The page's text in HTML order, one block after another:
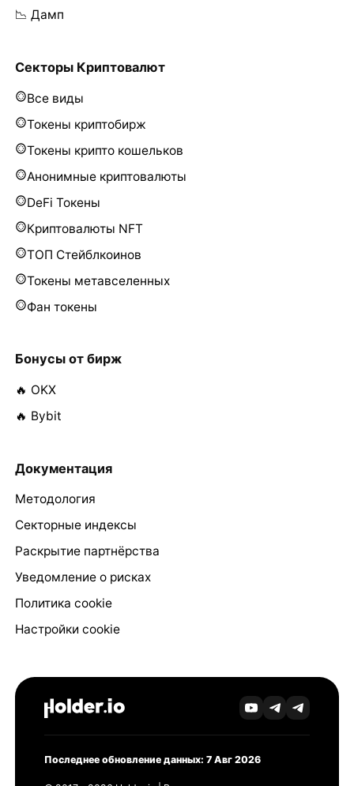
📉 Дамп
Секторы Криптовалют
Все виды
Токены криптобирж
Токены крипто кошельков
Анонимные криптовалюты
DeFi Токены
Криптовалюты NFT
ТОП Стейблкоинов
Токены метавселенных
Фан токены
Бонусы от бирж
🔥 OKX
🔥 Bybit
Документация
Методология
Секторные индексы
Раскрытие партнёрства
Уведомление о рисках
Политика cookie
Настройки cookie
Последнее обновление данных: 7 Авг 2026